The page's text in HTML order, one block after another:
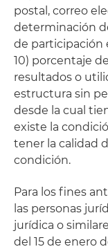
postal, correo
determinación
de participación
10) porcentaje
resultados o
estructura sin
desde la cual
existe la
tener la calidad
condición.
Para los fines
las personas
jurídica o
del 15 de enero